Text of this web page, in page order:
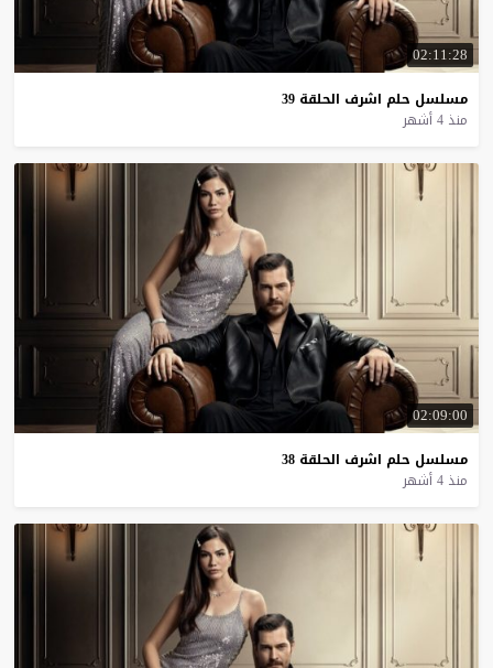
02:11:28
مسلسل حلم اشرف الحلقة 39
منذ 4 أشهر
02:09:00
مسلسل حلم اشرف الحلقة 38
منذ 4 أشهر